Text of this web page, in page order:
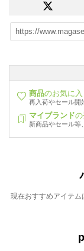
商品のお気に
再入荷やセール開
マイブランド
新商品やセール等
現在おすすめアイテム